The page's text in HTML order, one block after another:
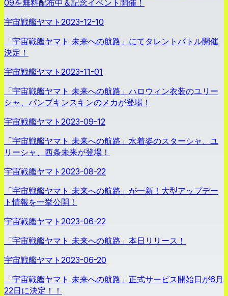
09を無料配布中＆記念イベント開催！
宇宙戦艦ヤマト 2023-12-10
「宇宙戦艦ヤマト 未来への航路」にてタレントバトル開催
決定！
宇宙戦艦ヤマト 2023-11-01
「宇宙戦艦ヤマト 未来への航路」ハロウィン衣装のユリー
シャ、パンプキンスキンのメカが登場！
宇宙戦艦ヤマト 2023-09-12
「宇宙戦艦ヤマト 未来への航路」水着姿のスターシャ、ユ
リーシャ、西条未来が登場！
宇宙戦艦ヤマト 2023-08-22
「宇宙戦艦ヤマト 未来への航路」が一新！大型アップデー
ト情報を一挙公開！
宇宙戦艦ヤマト 2023-06-22
「宇宙戦艦ヤマト 未来への航路」本日リリース！
宇宙戦艦ヤマト 2023-06-20
「宇宙戦艦ヤマト 未来への航路」正式サービス開始日が6月
22日に決定！！